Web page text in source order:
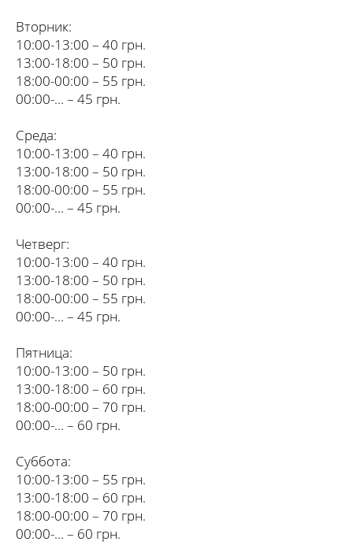
Вторник:
10:00-13:00 – 40 грн.
13:00-18:00 – 50 грн.
18:00-00:00 – 55 грн.
00:00-... – 45 грн.
Среда:
10:00-13:00 – 40 грн.
13:00-18:00 – 50 грн.
18:00-00:00 – 55 грн.
00:00-... – 45 грн.
Четверг:
10:00-13:00 – 40 грн.
13:00-18:00 – 50 грн.
18:00-00:00 – 55 грн.
00:00-... – 45 грн.
Пятница:
10:00-13:00 – 50 грн.
13:00-18:00 – 60 грн.
18:00-00:00 – 70 грн.
00:00-... – 60 грн.
Суббота:
10:00-13:00 – 55 грн.
13:00-18:00 – 60 грн.
18:00-00:00 – 70 грн.
00:00-... – 60 грн.